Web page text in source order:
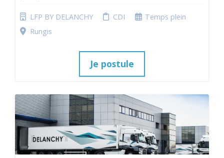
LFP BY DELANCHY CDI
Temps plein
Rungis
Je postule